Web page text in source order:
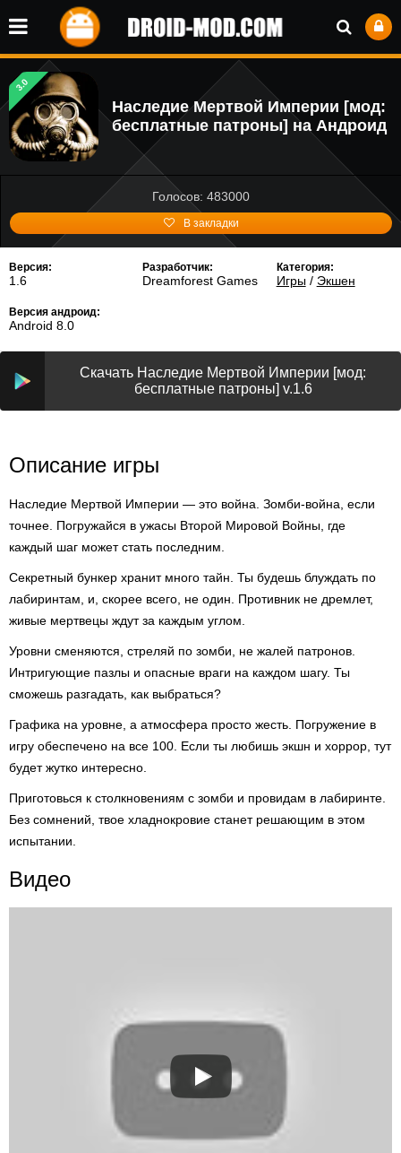
3.0
Наследие Мертвой Империи [мод:
бесплатные патроны] на Андроид
Голосов: 483000
В закладки
Версия:
1.6
Разработчик:
Dreamforest Games
Категория:
Игры/ Экшен
Версия андроид:
Android 8.0
Скачать Наследие Мертвой Империи [мод:
бесплатные патроны] v.1.6
Описание игры
Наследие Мертвой Империи — это война. Зомби-война, если
точнее. Погружайся в ужасы Второй Мировой Войны, где
каждый шаг может стать последним.
Секретный бункер хранит много тайн. Ты будешь блуждать по
лабиринтам, и, скорее всего, не один. Противник не дремлет,
живые мертвецы ждут за каждым углом.
Уровни сменяются, стреляй по зомби, не жалей патронов.
Интригующие пазлы и опасные враги на каждом шагу. Ты
сможешь разгадать, как выбраться?
Графика на уровне, а атмосфера просто жесть. Погружение в
игру обеспечено на все 100. Если ты любишь экшн и хоррор, тут
будет жутко интересно.
Приготовься к столкновениям с зомби и провидам в лабиринте.
Без сомнений, твое хладнокровие станет решающим в этом
испытании.
Видео